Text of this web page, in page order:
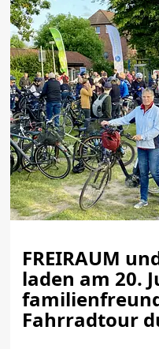
FREIRAUM
laden am 20.
Fahrradtour